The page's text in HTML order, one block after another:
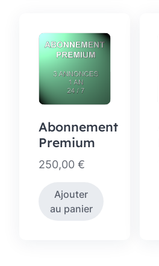
Abonnement
Premium
250,00 €
Ajouter
au panier